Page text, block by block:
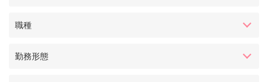
職種
勤務形態